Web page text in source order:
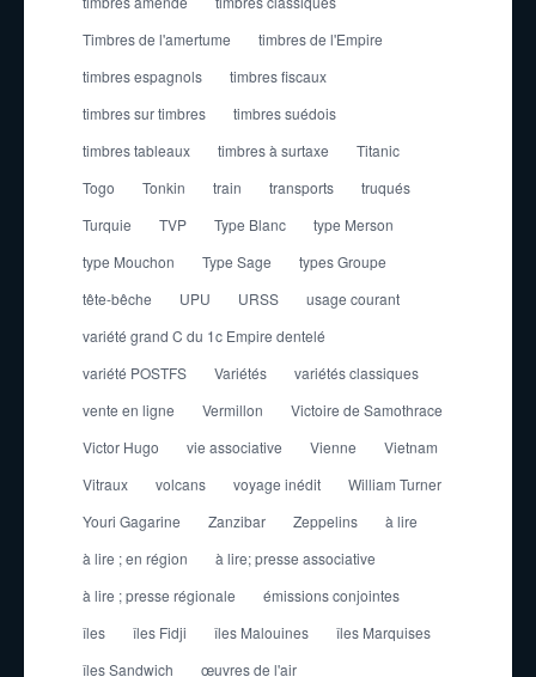
Timbres de l'amertume
timbres de l'Empire
timbres espagnols
timbres fiscaux
timbres sur timbres
timbres suédois
timbres tableaux
timbres à surtaxe
Titanic
Togo
Tonkin train transports
truqués
Turquie
TVP Type Blanc
type Merson
type Mouchon
Type Sage
types Groupe
tête-bêche
UPU URSS
usage courant
variété grand C du 1c Empire dentelé
variété POSTFS
Variétés
variétés classiques
vente en ligne
Vermillon
Victoire de Samothrace
Victor Hugo
vie associative Vienne
Vietnam
Vitraux
volcans voyage inédit
William Turner
Youri Gagarine
Zanzibar Zeppelins
à lire
à lire ; en région
à lire; presse associative
à lire ; presse régionale
émissions conjointes
îles
îles Fidji îles Malouines
îles Marquises
îles Sandwich
œuvres de l'air